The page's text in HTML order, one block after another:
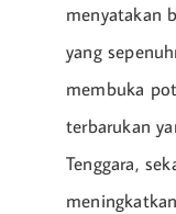
menyatakan
yang
membuka
terbarukan
Tenggara,